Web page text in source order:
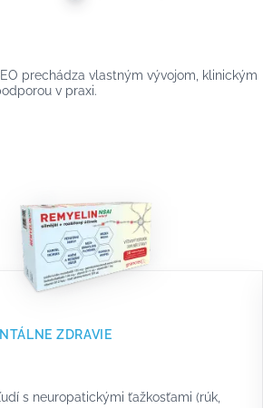
prechádza vlastným vývojom, klinickým
v praxi.
ZDRAVIE
s neuropatickými ťažkosťami (rúk,